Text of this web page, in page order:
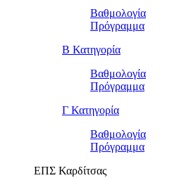
Βαθμολογία
Πρόγραμμα
Β Κατηγορία
Βαθμολογία
Πρόγραμμα
Γ Κατηγορία
Βαθμολογία
Πρόγραμμα
ΕΠΣ Καρδίτσας